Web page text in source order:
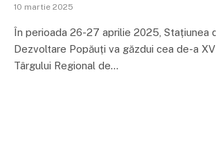
10 martie 2025
În perioada 26-27 aprilie 2025, Stațiunea
Dezvoltare Popăuți va găzdui cea de-a
Târgului Regional de…